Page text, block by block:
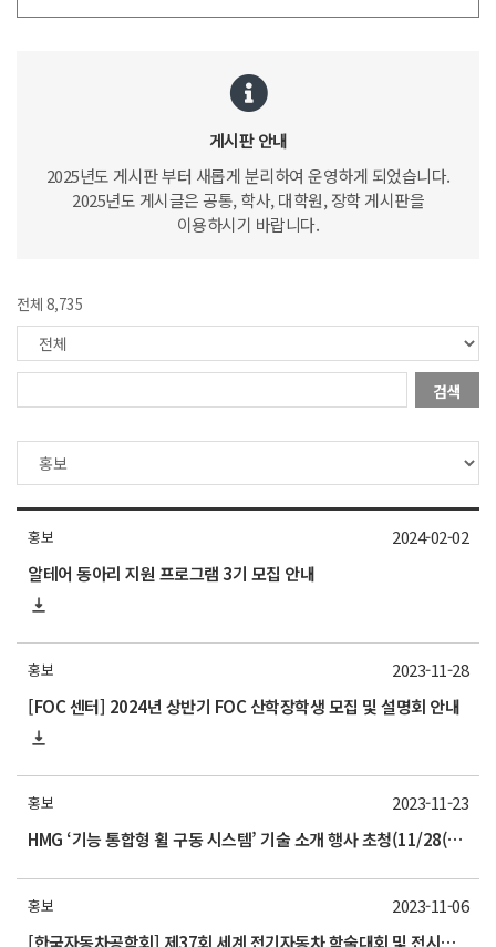
게시판 안내
2025년도 게시판 부터 새롭게 분리하여 운영하게 되었습니다.
2025년도 게시글은 공통, 학사, 대학원, 장학 게시판을
이용하시기 바랍니다.
전체 8,735
검색
홍보
알테어 동아리 지원 프로그램 3기 모집 안내
2024-02-02
홍보
[FOC 센터] 2024년 상반기 FOC 산학장학생 모집 및 설명회 안내
2023-11-28
홍보
HMG ‘기능 통합형 휠 구동 시스템’ 기술 소개 행사 초청(11/28(화)오후2시)
2023-11-23
홍보
[한국자동차공학회] 제37회 세계 전기자동차 학술대회 및 전시회 (EVS37) 초록 접수 안내
2023-11-06